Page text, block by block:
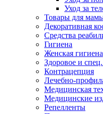
Уход за
Товары для
Декоративная
Средства
Гигиена
Женская гигиена
Здоровое и
Контрацепция
Лечебно-
Медицинская
Медицинские
Репелленты